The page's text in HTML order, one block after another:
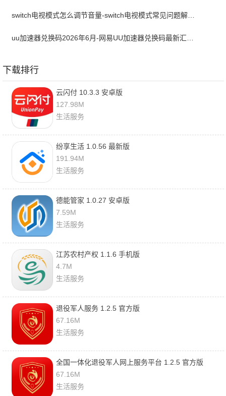
switch电视模式怎么调节音量-switch电视模式常见问题解决方案
下载排行
云闪付 10.3.3 安卓版
127.98M
生活服务
纷享生活 1.0.56 最新版
191.94M
生活服务
德能管家 1.0.27 安卓版
7.59M
生活服务
江苏农村产权 1.1.6 手机版
4.7M
生活服务
退役军人服务 1.2.5 官方版
67.16M
生活服务
全国一体化退役军人网上服务平台 1.2.5 官方版
67.16M
生活服务